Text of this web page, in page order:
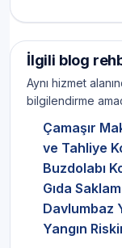
İlgili blog
Aynı hizmet
bilgilendirme
Çamaşır
ve Tahliye
Buzdolabı
Gıda
Davlumbaz
Yangın